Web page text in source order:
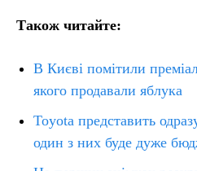
Також читайте:
В Києві помітили
якого продавали яблука
Toyota представить
один з них буде дуже